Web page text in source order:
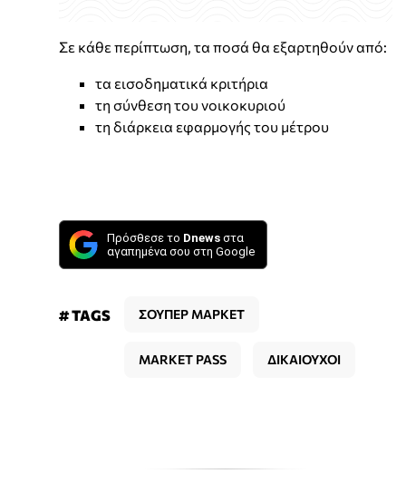
Σε κάθε περίπτωση, τα ποσά θα εξαρτηθούν από:
τα εισοδηματικά κριτήρια
τη σύνθεση του νοικοκυριού
τη διάρκεια εφαρμογής του μέτρου
Πρόσθεσε το Dnews στα
αγαπημένα σου στη Google
# TAGS ΣΟΥΠΕΡ ΜΑΡΚΕΤ
MARKET PASS ΔΙΚΑΙΟΥΧΟΙ